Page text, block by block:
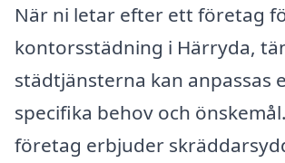
När ni letar efter ett företag
kontorsstädning i Härryda,
städtjänsterna kan anpassas
specifika behov och
företag erbjuder